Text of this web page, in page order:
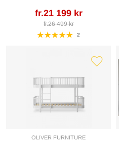
fr.21 199 kr
fr.26 499 kr
2
OLIVER FURNITURE